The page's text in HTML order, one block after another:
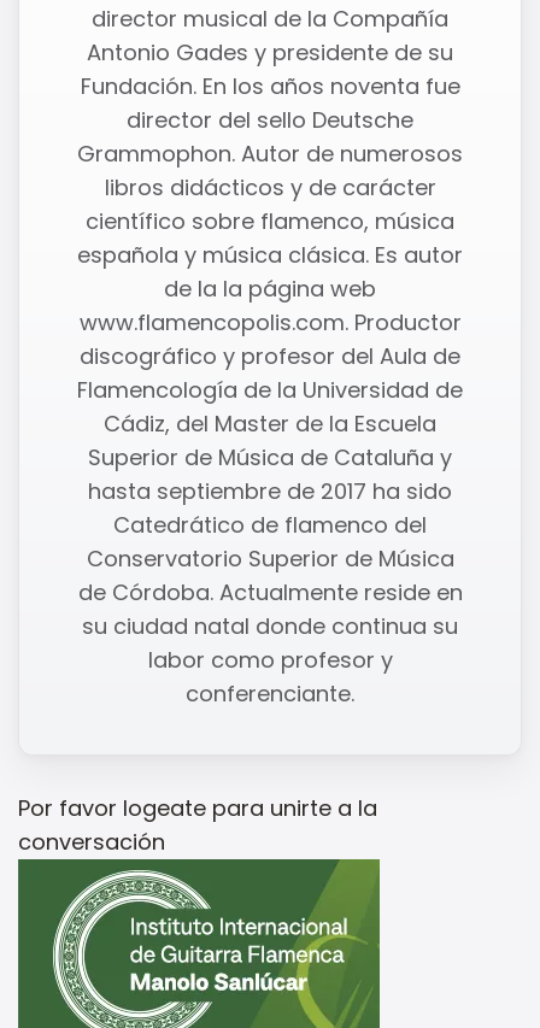
director musical de la Compañía
Antonio Gades y presidente de su
Fundación. En los años noventa fue
director del sello Deutsche
Grammophon. Autor de numerosos
libros didácticos y de carácter
científico sobre flamenco, música
española y música clásica. Es autor
de la la página web
www.flamencopolis.com. Productor
discográfico y profesor del Aula de
Flamencología de la Universidad de
Cádiz, del Master de la Escuela
Superior de Música de Cataluña y
hasta septiembre de 2017 ha sido
Catedrático de flamenco del
Conservatorio Superior de Música
de Córdoba. Actualmente reside en
su ciudad natal donde continua su
labor como profesor y
conferenciante.
Por favor logeate para unirte a la
conversación